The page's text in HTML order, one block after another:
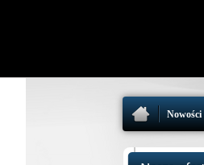
Nowości